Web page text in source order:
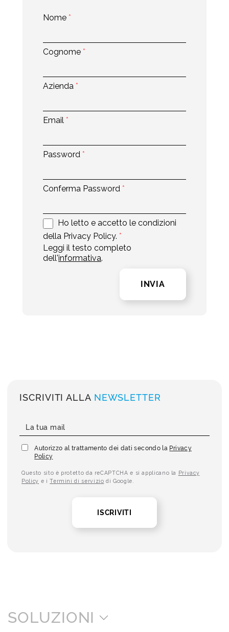
Nome*
Cognome*
Azienda*
Email*
Password*
Conferma Password*
Ho letto e accetto le condizioni
della Privacy Policy.*
Leggi il testo completo
dell'informativa.
INVIA
ISCRIVITI ALLA NEWSLETTER
Autorizzo al trattamento dei dati secondo la Privacy
Policy
Questo sito è protetto da reCAPTCHA e si applicano la Privacy
Policy e iTermini di servizio di Google.
ISCRIVITI
SOLUZIONI